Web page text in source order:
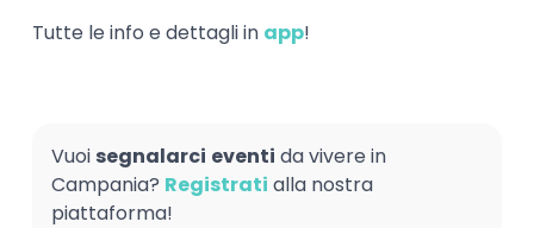
Tutte le info e dettagli in app!
Vuoi segnalarci eventi da vivere in
Campania? Registrati alla nostra
piattaforma!